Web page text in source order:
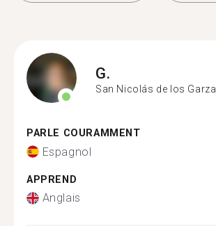
G.
San Nicolás de los Garza
PARLE COURAMMENT
Espagnol
APPREND
Anglais